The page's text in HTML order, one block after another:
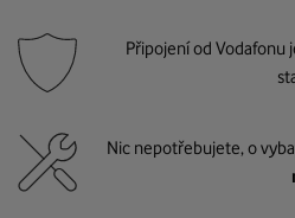
Připojení od Vodafonu
Nic nepotřebujete, o